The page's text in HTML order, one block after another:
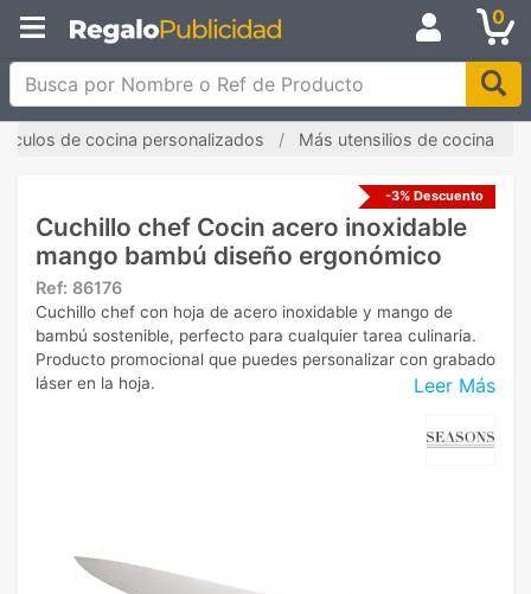
0
Busca por Nombre o Ref de Producto
de cocina personalizados Más utensilios de cocina
-3% Descuento
Cuchillo chef Cocin acero inoxidable
mango bambú diseño ergonómico
Ref: 86176
Leer Más
Cuchillo chef con hoja de acero inoxidable y mango de
bambú sostenible, perfecto para cualquier tarea culinaria.
Producto promocional que puedes personalizar con grabado
láser en la hoja.